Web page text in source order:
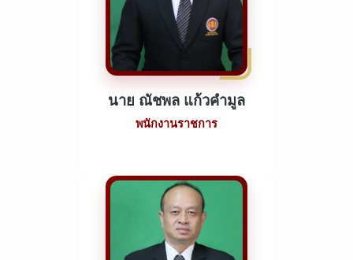
นาย ณัชพล แก้วคำมูล
พนักงานราชการ